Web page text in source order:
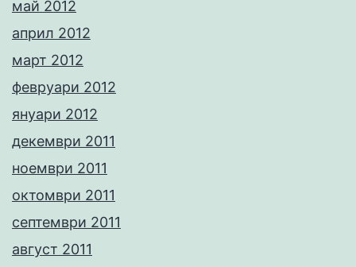
май 2012
април 2012
март 2012
февруари 2012
януари 2012
декември 2011
ноември 2011
октомври 2011
септември 2011
август 2011